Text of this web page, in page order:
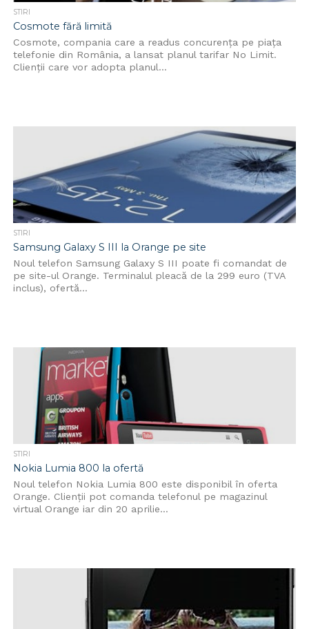
STIRI
Cosmote fără limită
Cosmote, compania care a readus concurența pe piața
telefonie din România, a lansat planul tarifar No Limit.
Clienții care vor adopta planul...
STIRI
Samsung Galaxy S III la Orange pe site
Noul telefon Samsung Galaxy S III poate fi comandat de
pe site-ul Orange. Terminalul pleacă de la 299 euro (TVA
inclus), ofertă...
STIRI
Nokia Lumia 800 la ofertă
Noul telefon Nokia Lumia 800 este disponibil în oferta
Orange. Clienții pot comanda telefonul pe magazinul
virtual Orange iar din 20 aprilie...